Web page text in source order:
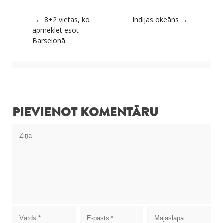
Post navigation
← 8+2 vietas, ko
apmeklēt esot
Barselonā
Indijas okeāns →
PIEVIENOT KOMENTĀRU